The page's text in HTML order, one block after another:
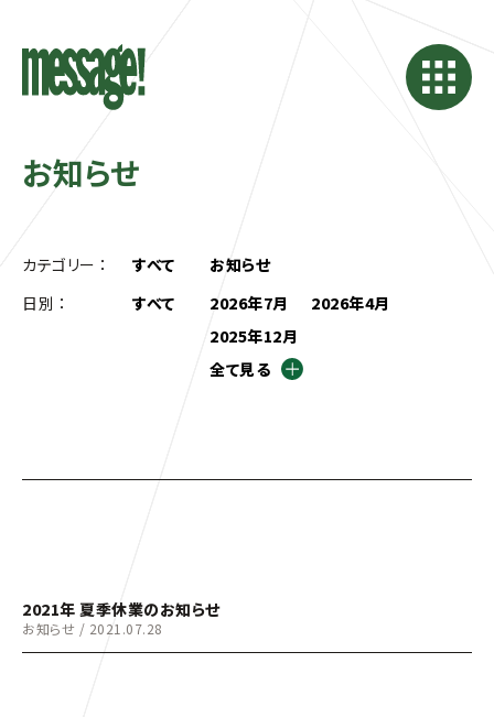
お知らせ
カテゴリー ： すべて
お知らせ
日別 ：
すべて 2026年7月
2026年4月
2025年12月
全て見る
2021年 夏季休業のお知らせ
お知らせ / 2021.07.28